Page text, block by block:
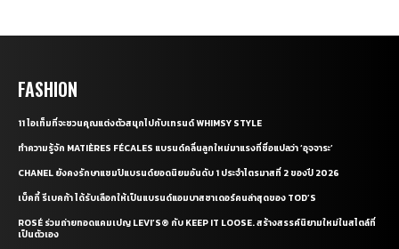
FASHION
11 ไอเท็มที่จะชวนคุณแต่งตัวสนุกไปกับเทรนด์ WHIMSY STYLE
ทำความรู้จัก MATIÈRES FÉCALES แบรนด์คลื่นลูกใหม่มาแรงที่ชื่อแปลว่า ‘อุจจาระ’
CHANEL ยังคงรักษาแชมป์แบรนด์ยอดนิยมอันดับ 1 ประจำไตรมาสที่ 2 ของปี 2026
เบ็คกี้ รีเบคก้า ได้รับเลือกให้เป็นแบรนด์แอมบาสซาเดอร์คนล่าสุดของ TOD’S
ROSÉ ร่วมถ่ายทอดแคมเปญ LEVI’S® กับ KEEP IT LOOSE. สร้างสรรค์นิยามใหม่ในสไตล์ที่
เป็นตัวเอง